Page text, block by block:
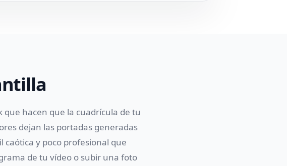
que hacen que la cuadrícula de tu
dejan las portadas generadas
y poco profesional que
de tu vídeo o subir una foto